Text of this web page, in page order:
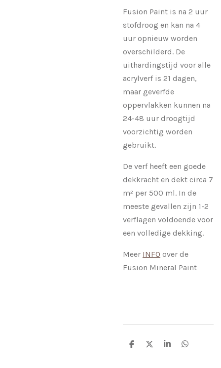
Fusion Paint is na 2 uur
stofdroog en kan na 4
uur opnieuw worden
overschilderd. De
uithardingstijd voor alle
acrylverf is 21 dagen,
maar geverfde
oppervlakken kunnen na
24-48 uur droogtijd
voorzichtig worden
gebruikt.
De verf heeft een goede
dekkracht en dekt circa 7
m² per 500 ml. In de
meeste gevallen zijn 1-2
verflagen voldoende voor
een volledige dekking.
Meer INFO over de
Fusion Mineral Paint
D
D
S
D